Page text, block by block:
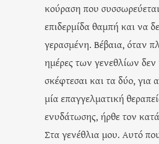
κούραση που
επιδερμίδα θαμπή και να
γερασμένη. Βέβαια, όταν
ημέρες των γενεθλίων
σκέφτεσαι και τα δύο, για
μία επαγγελματική
ενυδάτωσης, ήρθε τον
Στα γενέθλια μου. Αυτό